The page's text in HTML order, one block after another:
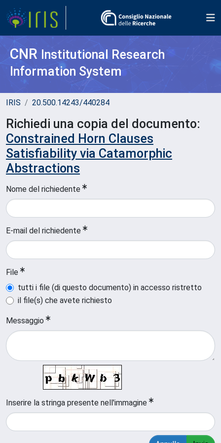
CNR Institutional Research
Information System
IRIS 20.500.14243/440284
Richiedi una copia del documento:
Constrained Horn Clauses
Satisfiability via Catamorphic
Abstractions
Nome del richiedente
E-mail del richiedente
File
tutti i file (di questo documento) in accesso ristretto
il file(s) che avete richiesto
Messaggio
Inserire la stringa presente nell'immagine